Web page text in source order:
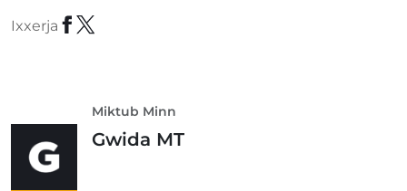
Ixxerja
Miktub Minn
Gwida MT